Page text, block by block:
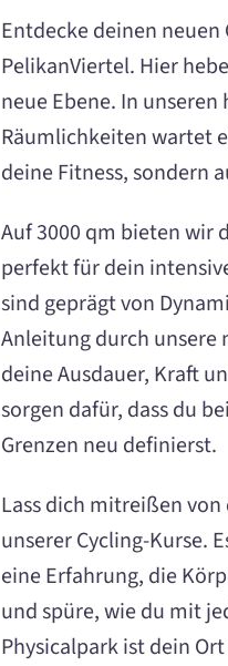
Entdecke deinen
PelikanViertel. Hier
neue Ebene. In
Räumlichkeiten wartet
deine Fitness, sondern
Auf 3000 qm bieten wir
perfekt für dein
sind geprägt von
Anleitung durch unsere
deine Ausdauer, Kraft
sorgen dafür, dass du
Grenzen neu definierst.
Lass dich mitreißen
unserer Cycling-Kurse.
eine Erfahrung, die
und spüre, wie du mit
Physicalpark ist dein